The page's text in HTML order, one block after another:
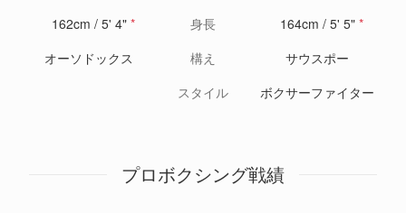
162cm / 5' 4" * 身長 164cm / 5' 5" *
オーソドックス
構え
サウスポー
スタイル
ボクサーファイター
プロボクシング戦績